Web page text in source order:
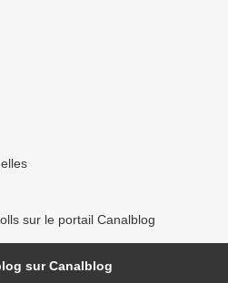
sur le portail Canalblog
sur Canalblog